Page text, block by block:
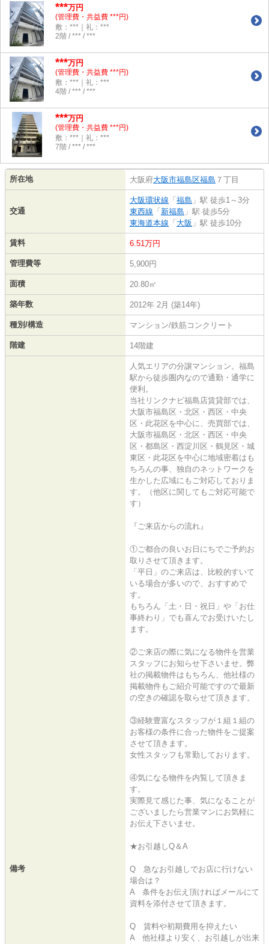
***万円
(管理費・共益費 ***円)
敷：***｜礼：***
2階 / *** / ***
***万円
(管理費・共益費 ***円)
敷：***｜礼：***
4階 / *** / ***
***万円
(管理費・共益費 ***円)
敷：***｜礼：***
7階 / *** / ***
所在地 大阪府大阪市福島区福島 ７丁目
交通
大阪環状線 「 福島 」駅 徒歩1～3分
東西線 「 新福島 」駅 徒歩5分
東海道本線 「 大阪 」駅 徒歩10分
賃料 6.51万円
管理費等 5,900円
面積 20.80㎡
築年数 2012年 2月 (築14年)
種別/構造 マンション/鉄筋コンクリート
階建 14階建
備考
人気エリアの分譲マンション。福島
駅から徒歩圏内なので通勤・通学に
便利。
当社リンクナビ福島店賃貸部では、
大阪市福島区・北区・西区・中央
区・此花区を中心に、売買部では、
大阪市福島区・北区・西区・中央
区・都島区・西淀川区・鶴見区・城
東区・此花区を中心に地域密着はも
ちろんの事、独自のネットワークを
生かした広域にもご対応しておりま
す。（他区に関してもご対応可能で
す）
『ご来店からの流れ』
①ご都合の良いお日にちでご予約お
取りさせて頂きます。
「平日」のご来店は、比較的すいて
いる場合が多いので、おすすめで
す。
もちろん「土・日・祝日」や「お仕
事終わり」でも喜んでお受けいたし
ます。
②ご来店の際に気になる物件を営業
スタッフにお知らせ下さいませ。弊
社の掲載物件はもちろん、他社様の
掲載物件もご紹介可能ですので最新
の空きの確認を取らせて頂きます。
③経験豊富なスタッフが１組１組の
お客様の条件に合った物件をご提案
させて頂きます。
女性スタッフも常勤しております。
④気になる物件を内覧して頂きま
す。
実際見て感じた事、気になることが
ございましたら営業マンにお気軽に
お伝え下さいませ。
★お引越しQ＆A
Q 急なお引越しでお店に行けない
場合は？
A 条件をお伝え頂ければメールにて
資料を添付させて頂きます。
Q 賃料や初期費用を抑えたい
A 他社様より安く、お引越しが出来